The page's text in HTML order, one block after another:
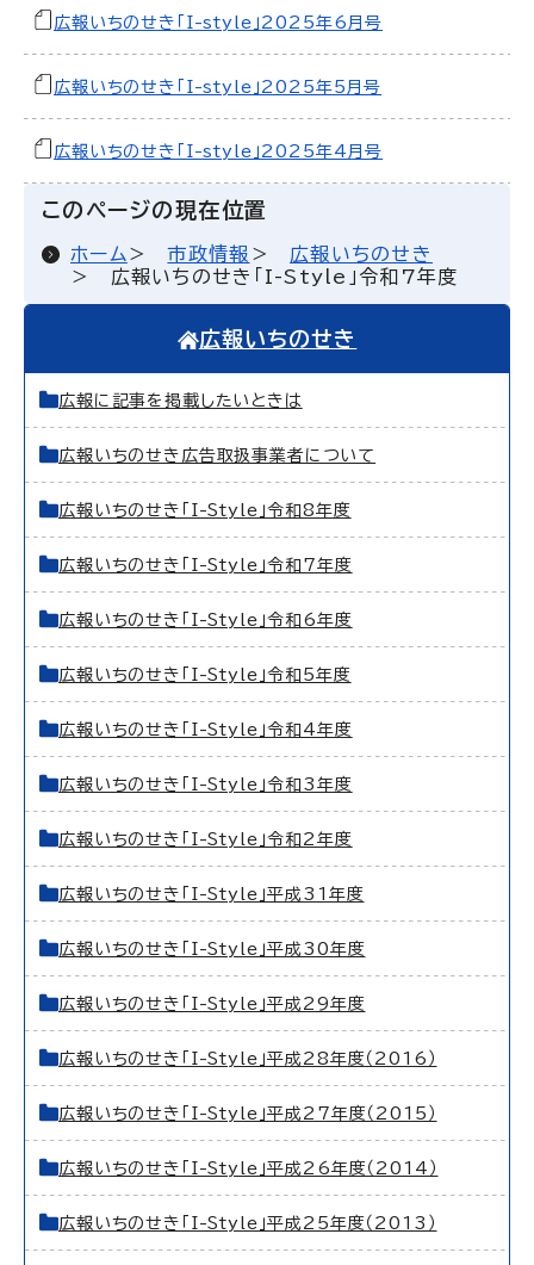
広報いちのせき「I-style」2025年6月号
広報いちのせき「I-style」2025年5月号
広報いちのせき「I-style」2025年4月号
このページの現在位置
ホーム 市政情報
広報いちのせき
広報いちのせき「I-Style」令和7年度
広報いちのせき
広報に記事を掲載したいときは
広報いちのせき広告取扱事業者について
広報いちのせき「I-Style」令和8年度
広報いちのせき「I-Style」令和7年度
広報いちのせき「I-Style」令和6年度
広報いちのせき「I-Style」令和5年度
広報いちのせき「I-Style」令和4年度
広報いちのせき「I-Style」令和3年度
広報いちのせき「I-Style」令和2年度
広報いちのせき「I-Style」平成31年度
広報いちのせき「I-Style」平成30年度
広報いちのせき「I-Style」平成29年度
広報いちのせき「I-Style」平成28年度（2016）
広報いちのせき「I-Style」平成27年度（2015）
広報いちのせき「I-Style」平成26年度（2014）
広報いちのせき「I-Style」平成25年度（2013）